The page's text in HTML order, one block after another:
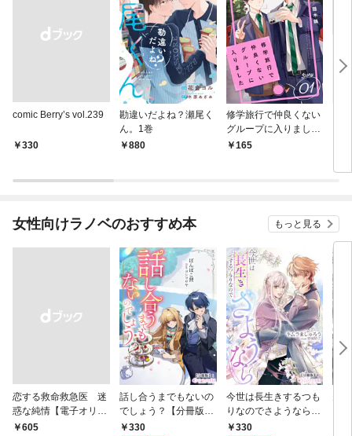
comic Berry’s vol.239
￥330
勘違いだよね？瀬尾く
ん。1巻
880
修学旅行で仲良くない
グループに入りました
【単話版】1巻
165
女性向けラノベのおすすめ本 もっと見る
恋する救命救急医 迷
惑な純情【電子オリジ
ナル】
￥605
話し合うまでもないの
でしょう？【分冊版】
1 330
今世は長生きするつも
りなのでさようなら
【分冊版】1
330